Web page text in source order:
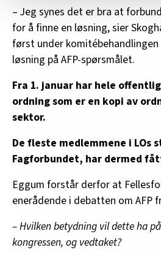
Vi deler bare informasjon om
nettstedet med LO Medias egne
innenfor analyse og annonsering.
oversikten lengre ned på denne
Landsmøtet i
forslag til reformert AFP.
AFP-virksomhet, samtidig
uforskyldt skulle miste
år i en AFP-bedrift.
alderspensjon. For mange
verdien av AFP større enn
ordinære tjenestepensjonen.
alt-eller-ingenting løsning.
arbeidstakere mangler
del av sin pensjon, og at de
på grunn av forhold de ikke
AFP vil det også for mange
målet om
lønn. Det er derfor
en endring og styrking av
– Jeg synes det er bra at
for å finne en løsning, sier
først under komitébehandlingen
løsning på AFP-spørsmålet.
Fra 1. januar har hele
ordning som er en kopi av
sektor.
De fleste medlemmene i LOs
Fagforbundet, har dermed
Eggum forstår derfor at
enerådende i debatten om AFP
– Hvilken betydning vil dette ha
kongressen, og vedtaket?